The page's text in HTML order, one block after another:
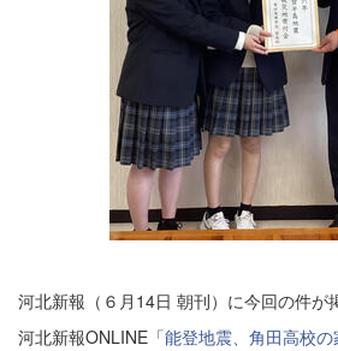
河北新報（６月14日 朝刊）に今回の件が
河北新報ONLINE「能登地震、角田高校